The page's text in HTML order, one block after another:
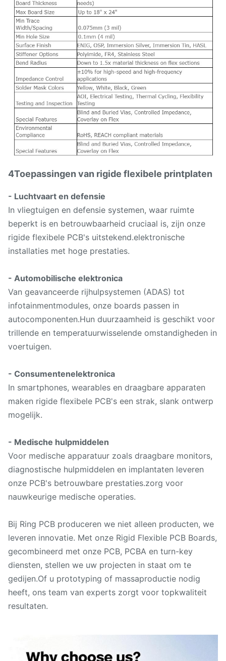
4Toepassingen van rigide flexibele printplaten
- Luchtvaart en defensie
In vliegtuigen en defensie systemen, waar ruimte
beperkt is en betrouwbaarheid cruciaal is, zijn onze
rigide flexibele PCB's uitstekend.elektronische
installaties met hoge prestaties.
- Automobilische elektronica
Van geavanceerde rijhulpsystemen (ADAS) tot
infotainmentmodules, onze boards passen in
autocomponenten.Hun duurzaamheid is geschikt voor
trillende en temperatuurwisselende omstandigheden in
voertuigen.
- Consumentenelektronica
In smartphones, wearables en draagbare apparaten
maken rigide flexibele PCB's een strak, slank ontwerp
mogelijk.
- Medische hulpmiddelen
Voor medische apparatuur zoals draagbare monitors,
diagnostische hulpmiddelen en implantaten leveren
onze PCB's betrouwbare prestaties.zorg voor
nauwkeurige medische operaties.
Bij Ring PCB produceren we niet alleen producten, we
leveren innovatie. Met onze Rigid Flexible PCB Boards,
gecombineerd met onze PCB, PCBA en turn-key
diensten, stellen we uw projecten in staat om te
gedijen.Of u prototyping of massaproductie nodig
heeft, ons team van experts zorgt voor topkwaliteit
resultaten.